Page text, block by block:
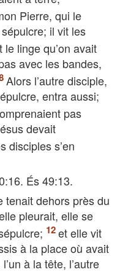
Pierre, qui le
il vit les
le linge qu’on avait
avec les bandes,
Alors l’autre disciple,
entra aussi;
pas
devait
disciples s’en
És 49:13.
tenait dehors près du
pleurait, elle se
et elle vit
à la place où avait
à la tête, l’autre